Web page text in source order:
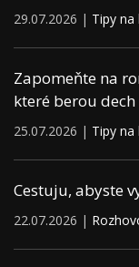
29.07.2026 | Tipy na
Zapomeňte na
které berou dech
25.07.2026 | Tipy na
Cestuju, abyste
22.07.2026 |